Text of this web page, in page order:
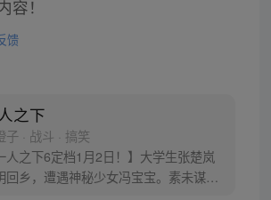
！
馈
之下
子 · 战斗 · 搞笑
人之下6定档1月2日！】大学生张楚岚
回乡，遭遇神秘少女冯宝宝。素未谋面